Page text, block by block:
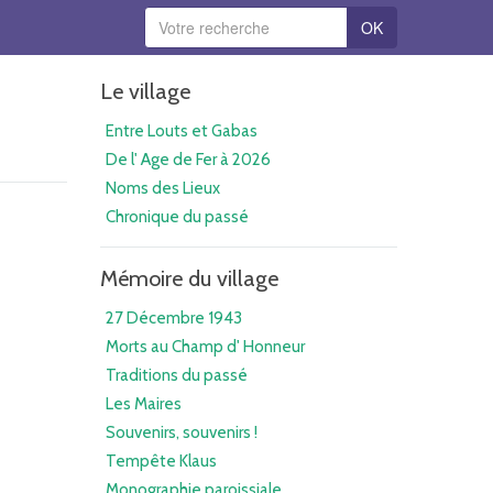
OK
Le village
Entre Louts et Gabas
De l' Age de Fer à 2026
Noms des Lieux
Chronique du passé
Mémoire du village
27 Décembre 1943
Morts au Champ d' Honneur
Traditions du passé
Les Maires
Souvenirs, souvenirs !
Tempête Klaus